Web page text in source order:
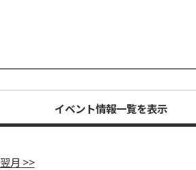
イベント情報一覧を表示
翌月 >>